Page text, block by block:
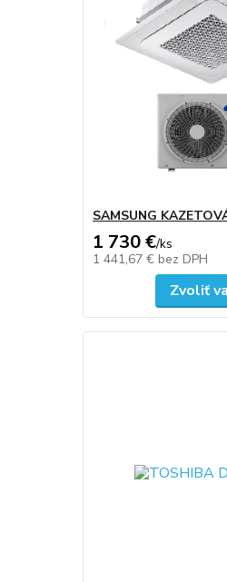
SAMSUNG
1 730 €/ks
1 441,67 € bez DPH
Zvoliť